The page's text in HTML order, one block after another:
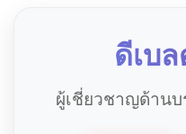
ดีเบ
ผู้เชี่ยวชาญด้าน